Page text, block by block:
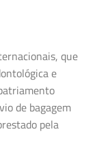
que
e
de bagagem
pela